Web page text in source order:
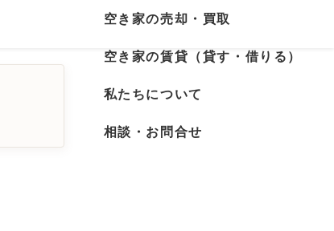
空き家の売却・買取
空き家の賃貸（貸す・借りる）
私たちについて
相談・お問合せ